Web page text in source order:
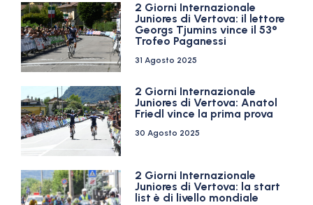
2 Giorni Internazionale
Juniores di Vertova: il lettore
Georgs Tjumins vince il 53°
Trofeo Paganessi
31 Agosto 2025
2 Giorni Internazionale
Juniores di Vertova: Anatol
Friedl vince la prima prova
30 Agosto 2025
2 Giorni Internazionale
Juniores di Vertova: la start
list è di livello mondiale